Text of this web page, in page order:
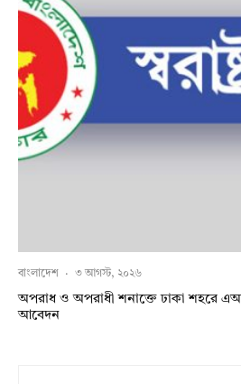
বাংলাদেশ · ৩ আগস্ট, ২০২৬
অপরাধ ও অপরাধী শনাক্তে ঢাকা শহরে
আবেদন